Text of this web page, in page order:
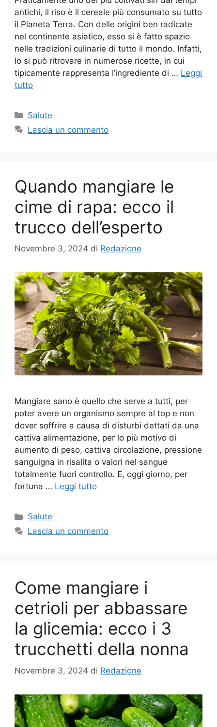
antichi, il riso è il cereale più consumato su tutto
il Pianeta Terra. Con delle origini ben radicate
nel continente asiatico, esso si è fatto spazio
nelle tradizioni culinarie di tutto il mondo. Infatti,
lo si può ritrovare in numerose ricette, in cui
tipicamente rappresenta l’ingrediente di … Leggi
tutto
Categorie
Salute
Lascia un commento
Quando mangiare le
cime di rapa: ecco il
trucco dell’esperto
Novembre 3, 2024 di Redazione
Mangiare sano è quello che serve a tutti, per
poter avere un organismo sempre al top e non
dover soffrire a causa di disturbi dettati da una
cattiva alimentazione, per lo più motivo di
aumento di peso, cattiva circolazione, pressione
sanguigna in risalita o valori nel sangue
totalmente fuori controllo. E, oggi giorno, per
fortuna … Leggi tutto
Categorie
Salute
Lascia un commento
Come mangiare i
cetrioli per abbassare
la glicemia: ecco i 3
trucchetti della nonna
Novembre 3, 2024 di Redazione